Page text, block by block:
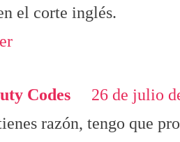
el corte inglés.
Codes
26 de julio
razón, tengo que